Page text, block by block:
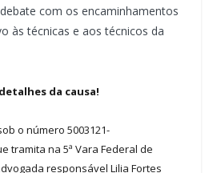
com os encaminhamentos
às técnicas e aos técnicos da
da causa!
o número 5003121-
tramita na 5ª Vara Federal de
responsável Lilia Fortes